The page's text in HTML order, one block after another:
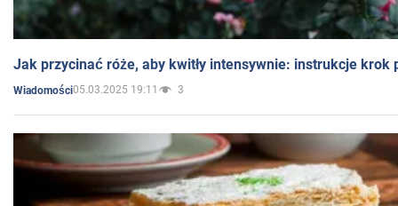
Jak przycinać róże, aby kwitły intensywnie: instrukcje krok
Wiadomości05.03.2025 19:11 3